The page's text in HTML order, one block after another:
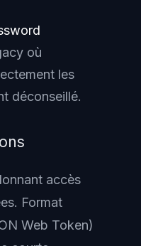
où
les
déconseillé.
accès
Format
Web Token)